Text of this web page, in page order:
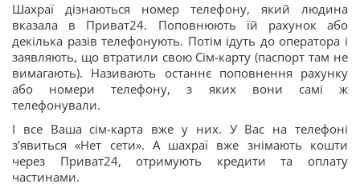
Шахраї дізнаються номер телефону, який людина
вказала в Приват24. Поповнюють їй рахунок або
декілька разів телефонують. Потім ідуть до оператора і
заявляють, що втратили свою Сім-карту (паспорт там не
вимагають). Називають останнє поповнення рахунку
або номери телефону, з яких вони самі ж
телефонували.
І все Ваша сім-карта вже у них. У Вас на телефоні
з’явиться «Нет сети». А шахраї вже знімають кошти
через Приват24, отримують кредити та оплату
частинами.